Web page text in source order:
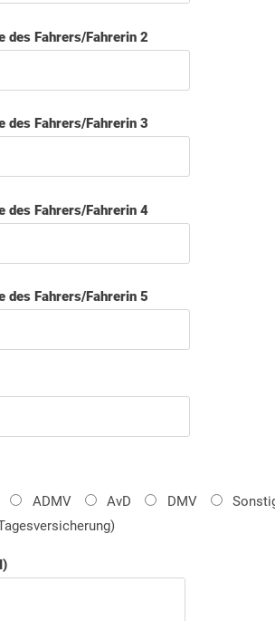
des Fahrers/Fahrerin 2
des Fahrers/Fahrerin 3
des Fahrers/Fahrerin 4
des Fahrers/Fahrerin 5
ADMV AvD DMV